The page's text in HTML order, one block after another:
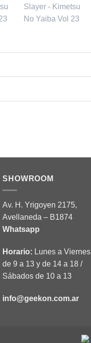
SHOWROOM
Av. H. Yrigoyen 2175,
Avellaneda – B1874
Whatsapp
Horario: Lunes a Viernes
de 9 a 13 y de 14 a 18 /
Sábados de 10 a 13
info@geekon.com.ar